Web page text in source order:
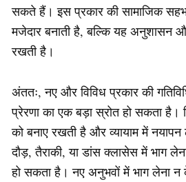
सकते हैं। इस प्रकार की सामाजिक
मजेदार बनाती है, बल्कि यह अनुशासन
रखती है।
अंततः, नए और विविध प्रकार की
प्रेरणा का एक बड़ा स्रोत हो सकता है।
को बनाए रखती है और व्यायाम में
दौड़, तैराकी, या डांस क्लासेस में भाग
हो सकता है। नए अनुभवों में भाग लेना न